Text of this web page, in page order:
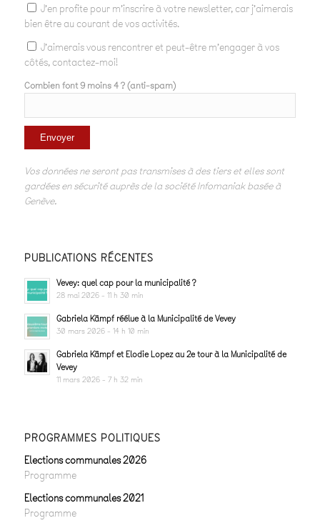
J'en profite pour m'inscrire à votre newsletter, car j'aimerais
bien être au courant de vos activités.
J'aimerais vous rencontrer et peut-être m'engager à vos
côtés, contactez-moi!
Combien font 9 moins 4 ? (anti-spam)
Vos données ne seront pas transmises à des tiers et elles sont
gardées en sécurité auprès de la société Infomaniak basée à
Genève.
PUBLICATIONS RÉCENTES
Vevey: quel cap pour la municipalité ?
28 mai 2026 - 11 h 30 min
Gabriela Kämpf réélue à la Municipalité de Vevey
30 mars 2026 - 14 h 10 min
Gabriela Kämpf et Elodie Lopez au 2e tour à la Municipalité de
Vevey
11 mars 2026 - 7 h 32 min
PROGRAMMES POLITIQUES
Elections communales 2026
Programme
Elections communales 2021
Programme